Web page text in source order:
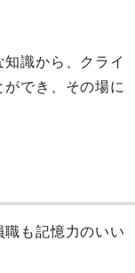
識から、クライ
でき、その場に
職も記憶力のいい